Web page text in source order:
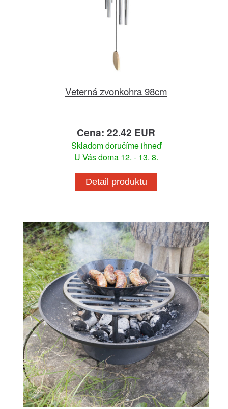
Veterná zvonkohra 98cm
Cena: 22.42 EUR
Skladom doručíme ihneď
U Vás doma 12. - 13. 8.
Detail produktu